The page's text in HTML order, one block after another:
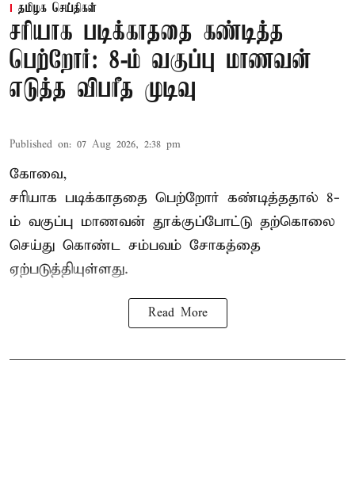
தமிழக செய்திகள்
சரியாக படிக்காததை கண்டித்த
பெற்றோர்: 8-ம் வகுப்பு மாணவன்
எடுத்த விபரீத முடிவு
Published on: 07 Aug 2026, 2:38 pm
கோவை,
சரியாக படிக்காததை பெற்றோர் கண்டித்ததால் 8-
ம் வகுப்பு மாணவன் தூக்குப்போட்டு தற்கொலை
செய்து கொண்ட சம்பவம் சோகத்தை
ஏற்படுத்தியுள்ளது.
Read More